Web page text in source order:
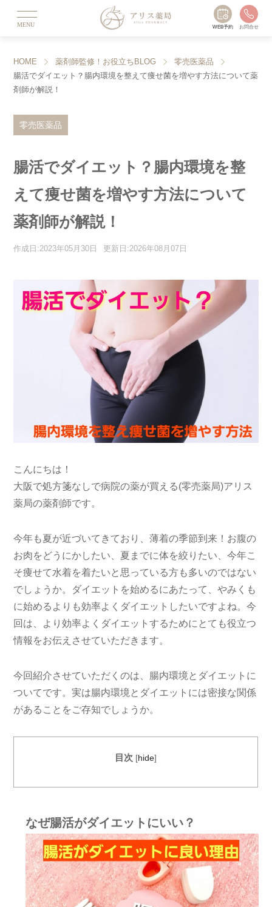
MENU WEB予約 お問合せ
HOME 薬剤師監修！お役立ちBLOG
零売医薬品
腸活でダイエット？腸内環境を整えて痩せ菌を増やす方法について薬
剤師が解説！
零売医薬品
腸活でダイエット？腸内環境を整
えて痩せ菌を増やす方法について
薬剤師が解説！
作成日:2023年05月30日 更新日:2026年08月07日
こんにちは！
大阪で処方箋なしで病院の薬が買える(零売薬局)アリス
薬局の薬剤師です。
今年も夏が近づいてきており、薄着の季節到来！お腹の
お肉をどうにかしたい、夏までに体を絞りたい、今年こ
そ痩せて水着を着たいと思っている方も多いのではない
でしょうか。ダイエットを始めるにあたって、やみくも
に始めるよりも効率よくダイエットしたいですよね。今
回は、より効率よくダイエットするためにとても役立つ
情報をお伝えさせていただきます。
今回紹介させていただくのは、腸内環境とダイエットに
ついてです。実は腸内環境とダイエットには密接な関係
があることをご存知でしょうか。
目次 [hide]
なぜ腸活がダイエットにいい？